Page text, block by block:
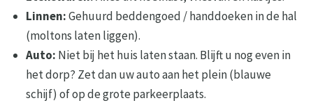
Linnen:Gehuurd beddengoed / handdoeken in de hal
(moltons laten liggen).
Auto: Niet bij het huis laten staan. Blijft u nog even in
het dorp? Zet dan uw auto aan het plein (blauwe
schijf) of op de grote parkeerplaats.